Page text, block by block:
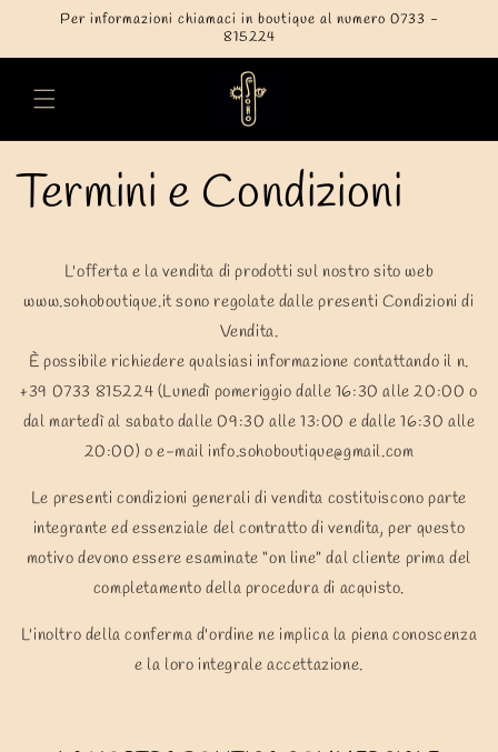
direttamente
Per informazioni chiamaci in boutique al numero 0733 -
815224
Termini e Condizioni
L'offerta e la vendita di prodotti sul nostro sito web
www.sohoboutique.it sono regolate dalle presenti Condizioni di
Vendita.
È possibile richiedere qualsiasi informazione contattando il n.
+39 0733 815224 (Lunedì pomeriggio dalle 16:30 alle 20:00 o
dal martedì al sabato dalle 09:30 alle 13:00 e dalle 16:30 alle
20:00) o e-mail info.sohoboutique@gmail.com
Le presenti condizioni generali di vendita costituiscono parte
integrante ed essenziale del contratto di vendita, per questo
motivo devono essere esaminate “on line” dal cliente prima del
completamento della procedura di acquisto.
L'inoltro della conferma d'ordine ne implica la piena conoscenza
e la loro integrale accettazione.